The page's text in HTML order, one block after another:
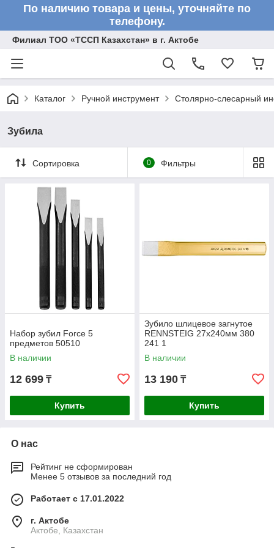
По наличию товара и цены, уточняйте по
телефону.
Филиал ТОО «ТССП Казахстан» в г. Актобе
Каталог Ручной инструмент Столярно-слесарный
Зубила
Сортировка 0 Фильтры
Набор зубил Force 5
предметов 50510
В наличии
12 699 ₸
Купить
Зубило шлицевое загнутое
RENNSTEIG 27х240мм 380
241 1
В наличии
13 190 ₸
Купить
О нас
Рейтинг не сформирован
Менее 5 отзывов за последний год
Работает с 17.01.2022
г. Актобе
Актобе, Казахстан